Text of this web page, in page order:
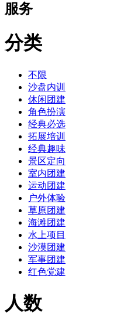
服务
分类
不限
沙盘内训
休闲团建
角色扮演
经典必选
拓展培训
经典趣味
景区定向
室内团建
运动团建
户外体验
草原团建
海滩团建
水上项目
沙漠团建
军事团建
红色党建
人数